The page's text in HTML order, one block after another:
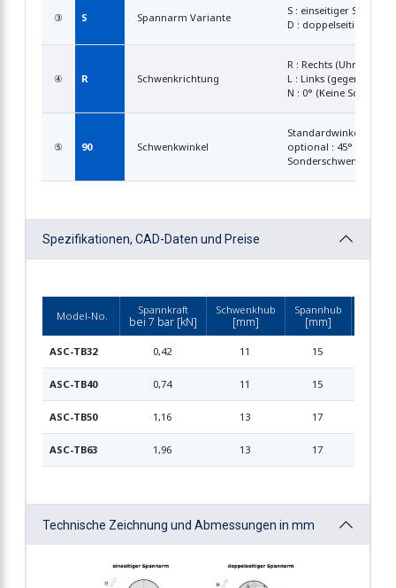
③ S Spannarm Variante
S : einseitiger
D : doppelseitiger
④ R Schwenkrichtung
R : Rechts
L : Links (gegen
N : 0° (Keine
⑤ 90 Schwenkwinkel
Standardwinkel : 90°
optional : 45° ±(2°),
Spezifikationen, CAD-Daten und Preise
Model-No. Spannkraft
bei 7 bar [kN]
Schwenkhub
[mm]
Spannhub
[mm]
ASC-TB32 0,42 11 15
ASC-TB40 0,74 11 15
ASC-TB50 1,16 13 17
ASC-TB63 1,96 13 17
Technische Zeichnung und Abmessungen in mm